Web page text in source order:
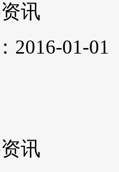
讯
2016-01-01
讯